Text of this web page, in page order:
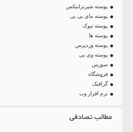
پوسته شیرترانیکس
پوسته مای بی بی
پوسته نیوک
پوسته ها
پوسته وردپرس
پوسته وی بی
سورس
فروشگاه
گرافیک
نرم افزار وب
مطالب تصادفی